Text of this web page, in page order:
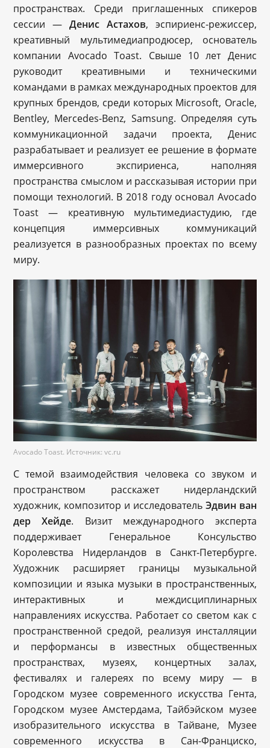
пространствах. Среди приглашенных спикеров
сессии — Денис Астахов, эспириенс-режиссер,
креативный мультимедиапродюсер, основатель
компании Avocado Toast. Свыше 10 лет Денис
руководит креативными и техническими
командами в рамках международных проектов для
крупных брендов, среди которых Microsoft, Oracle,
Bentley, Mercedes-Benz, Samsung. Определяя суть
коммуникационной задачи проекта, Денис
разрабатывает и реализует ее решение в формате
иммерсивного экспириенса, наполняя
пространства смыслом и рассказывая истории при
помощи технологий. В 2018 году основал Avocado
Toast — креативную мультимедиастудию, где
концепция иммерсивных коммуникаций
реализуется в разнообразных проектах по всему
миру.
Avocado Toast. Источник: vc.ru
С темой взаимодействия человека со звуком и
пространством расскажет нидерландский
художник, композитор и исследователь Эдвин ван
дер Хейде. Визит международного эксперта
поддерживает Генеральное Консульство
Королевства Нидерландов в Санкт-Петербурге.
Художник расширяет границы музыкальной
композиции и языка музыки в пространственных,
интерактивных и междисциплинарных
направлениях искусства. Работает со светом как с
пространственной средой, реализуя инсталляции
и перформансы в известных общественных
пространствах, музеях, концертных залах,
фестивалях и галереях по всему миру — в
Городском музее современного искусства Гента,
Городском музее Амстердама, Тайбэйском музее
изобразительного искусства в Тайване, Музее
современного искусства в Сан-Франциско,